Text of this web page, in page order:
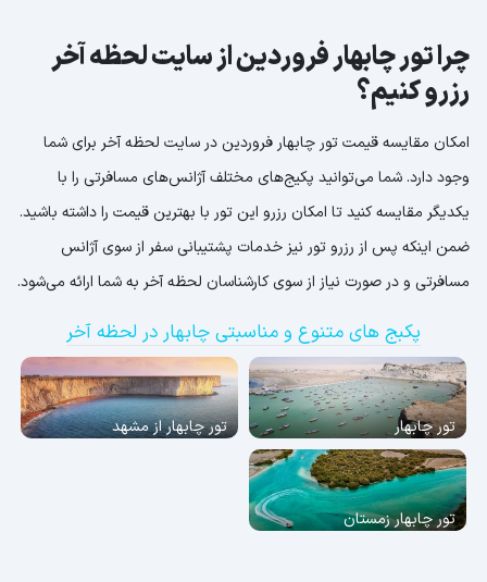
چرا تور چابهار فروردین از سایت لحظه آخر
رزرو کنیم؟
امکان مقایسه قیمت تور چابهار فروردین در سایت لحظه آخر برای شما
وجود دارد. شما می‌توانید پکیج‌های مختلف آژانس‌های مسافرتی را با
یکدیگر مقایسه کنید تا امکان رزرو این تور با بهترین قیمت را داشته باشید.
ضمن اینکه پس از رزرو تور نیز خدمات پشتیبانی سفر از سوی آژانس
مسافرتی و در صورت نیاز از سوی کارشناسان لحظه آخر به شما ارائه می‌شود.
پکبج های متنوع و مناسبتی چابهار در لحظه آخر
تور چابهار تور چابهار از مشهد
تور چابهار زمستان